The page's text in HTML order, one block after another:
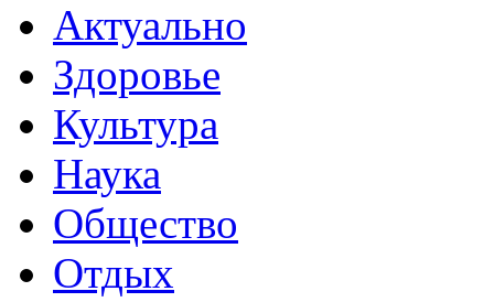
Актуально
Здоровье
Культура
Наука
Общество
Отдых